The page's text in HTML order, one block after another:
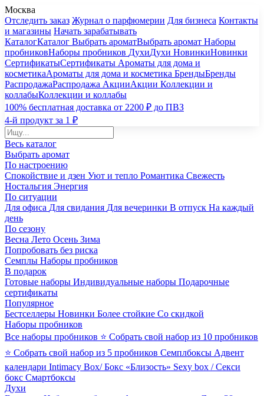
Москва
Отследить заказ Журнал о парфюмерии Для бизнеса Контакты
и магазины Начать зарабатывать
КаталогКаталог Выбрать ароматВыбрать аромат Наборы
пробниковНаборы пробников ДухиДухи НовинкиНовинки
СертификатыСертификаты Ароматы для дома и
косметикаАроматы для дома и косметика БрендыБренды
РаспродажаРаспродажа АкцииАкции Коллекции и
коллабыКоллекции и коллабы
100% бесплатная доставка от 2200 ₽ до ПВЗ
4-й продукт за 1 ₽
Весь каталог
Выбрать аромат
По настроению
Спокойствие и дзен Уют и тепло Романтика Свежесть
Ностальгия Энергия
По ситуации
Для офиса Для свидания Для вечеринки В отпуск На каждый
день
По сезону
Весна Лето Осень Зима
Попробовать без риска
Семплы Наборы пробников
В подарок
Готовые наборы Индивидуальные наборы Подарочные
сертификаты
Популярное
Бестселлеры Новинки Более стойкие Со скидкой
Наборы пробников
Все наборы пробников ⭐ Собрать свой набор из 10 пробников
⭐ Собрать свой набор из 5 пробников Семплбоксы Адвент
календари Intimacy Box/ Бокс «Близость» Sexy box / Секси
бокс Смартбоксы
Духи